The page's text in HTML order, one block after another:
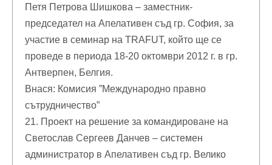
Петя Петрова Шишкова – заместник-
председател на Апелативен съд гр. София, за
участие в семинар на TRAFUT, който ще се
проведе в периода 18-20 октомври 2012 г. в гр.
Антверпен, Белгия.
Внася: Комисия ”Международно правно
сътрудничество”
21. Проект на решение за командироване на
Светослав Сергеев Данчев – системен
администратор в Апелативен съд гр. Велико